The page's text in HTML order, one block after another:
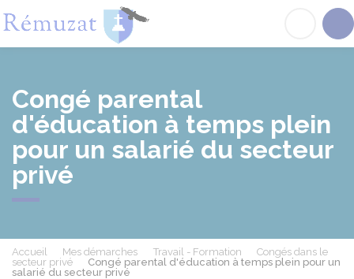
Congé parental
d'éducation à temps plein
pour un salarié du secteur
privé
Accueil Mes démarches Travail - Formation
Congés dans le
secteur privé
Congé parental d'éducation à temps plein pour un
salarié du secteur privé